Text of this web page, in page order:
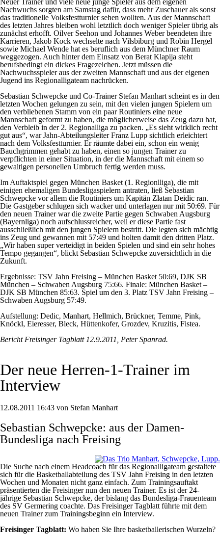
Neuer Trainer und viele neue junge Spieler aus dem eigenen
Nachwuchs sorgten am Samstag dafür, dass mehr Zuschauer als sonst
das traditionelle Volksfestturnier sehen wollten. Aus der Mannschaft
des letzten Jahres bleiben wohl letztlich doch weniger Spieler übrig als
zunächst erhofft. Oilver Seehon und Johannes Weber beendeten ihre
Karrieren, Jakob Kock wechselte nach Vilsbiburg und Robin Hergel
sowie Michael Wende hat es beruflich aus dem Münchner Raum
weggezogen. Auch hinter dem Einsatz von Berat Klapija steht
berufsbedingt ein dickes Fragezeichen. Jetzt müssen die
Nachwuchsspieler aus der zweiten Mannschaft und aus der eigenen
Jugend ins Regionalligateam nachrücken.
Sebastian Schwepcke und Co-Trainer Stefan Manhart scheint es in den
letzten Wochen gelungen zu sein, mit den vielen jungen Spielern um
den verbliebenen Stamm von ein paar Routiniers eine neue
Mannschaft geformt zu haben, die möglicherweise das Zeug dazu hat,
den Verbleib in der 2. Regionalliga zu packen. „Es sieht wirklich recht
gut aus“, war Jahn-Abteilungsleiter Franz Lupp sichtlich erleichtert
nach dem Volksfestturnier. Er räumte dabei ein, schon ein wenig
Bauchgrimmen gehabt zu haben, einen so jungen Trainer zu
verpflichten in einer Situation, in der die Mannschaft mit einem so
gewaltigen personellen Umbruch fertig werden muss.
Im Auftaktspiel gegen München Basket (1. Regionlliga), die mit
einigen ehemaligen Bundesligaspielern antraten, ließ Sebastian
Schwepcke vor allem die Routiniers um Kapitän Zlatan Deidic ran.
Die Gastgeber schlugen sich wacker und unterlagen nur mit 50:69. Für
den neuen Trainer war die zweite Partie gegen Schwaben Augsburg
(Bayernliga) noch aufschlussreicher, weil er diese Partie fast
ausschließlich mit den jungen Spielern bestritt. Die legten sich mächtig
ins Zeug und gewannen mit 57:49 und holten damit den dritten Platz.
„Wir haben super verteidigt in beiden Spielen und sind ein sehr hohes
Tempo gegangen“, blickt Sebastian Schwepcke zuversichtlich in die
Zukunft.
Ergebnisse: TSV Jahn Freising – München Basket 50:69, DJK SB
München – Schwaben Augsburg 75:66. Finale: München Basket –
DJK SB München 85:63. Spiel um den 3. Platz TSV Jahn Freising –
Schwaben Augsburg 57:49.
Aufstellung: Dedic, Manhart, Hellmich, Brückner, Temme, Pink,
Knöckl, Eieresser, Bleck, Hüttenkofer, Grozdev, Kruzitis, Fistea.
Bericht Freisinger Tagblatt 12.9.2011, Peter Spanrad.
Der neue Herren-1-Trainer im
Interview
12.08.2011 16:43 von Stefan Manhart
Sebastian Schwepcke: aus der Damen-
Bundesliga nach Freising
Die Suche nach einem Headcoach für das Regionalligateam gestaltete
sich für die Basketballabteilung des TSV Jahn Freising in den letzten
Wochen und Monaten nicht ganz einfach. Zum Trainingsauftakt
präsentierten die Freisinger nun den neuen Trainer. Es ist der 24-
jährige Sebastian Schwepcke, der bislang das Bundesliga-Frauenteam
des SV Germering coachte. Das Freisinger Tagblatt führte mit dem
neuen Trainer zum Trainingsbeginn ein Interview.
Freisinger Tagblatt: Wo haben Sie Ihre basketballerischen Wurzeln?